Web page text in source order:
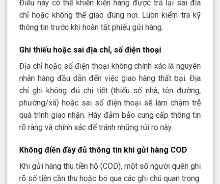
Điều này có thể khiến kiện hàng được trả lại sai địa
chỉ hoặc không thể giao đúng nơi. Luôn kiểm tra kỹ
thông tin trước khi hoàn tất phiếu gửi hàng.
Ghi thiếu hoặc sai địa chỉ, số điện thoại
Địa chỉ hoặc số điện thoại không chính xác là nguyên
nhân hàng đầu dẫn đến việc giao hàng thất bại. Địa
chỉ ghi không đủ chi tiết (thiếu số nhà, tên đường,
phường/xã) hoặc sai số điện thoại sẽ làm chậm trễ
quá trình giao nhận. Hãy đảm bảo cung cấp thông tin
rõ ràng và chính xác để tránh những rủi ro này.
Không điền đầy đủ thông tin khi gửi hàng COD
Khi gửi hàng thu tiền hộ (COD), một số người quên ghi
rõ số tiền cần thu hoặc bỏ qua các ghi chú quan trọng.